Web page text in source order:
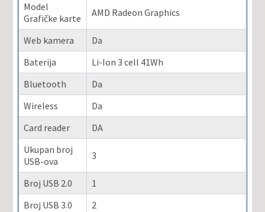
Model
Grafičke karte
AMD Radeon Graphics
Web kamera
Da
Baterija
Li-Ion 3 cell 41Wh
Bluetooth
Da
Wireless
Da
Card reader
DA
Ukupan broj
USB-ova
3
Broj USB 2.0
1
Broj USB 3.0
2